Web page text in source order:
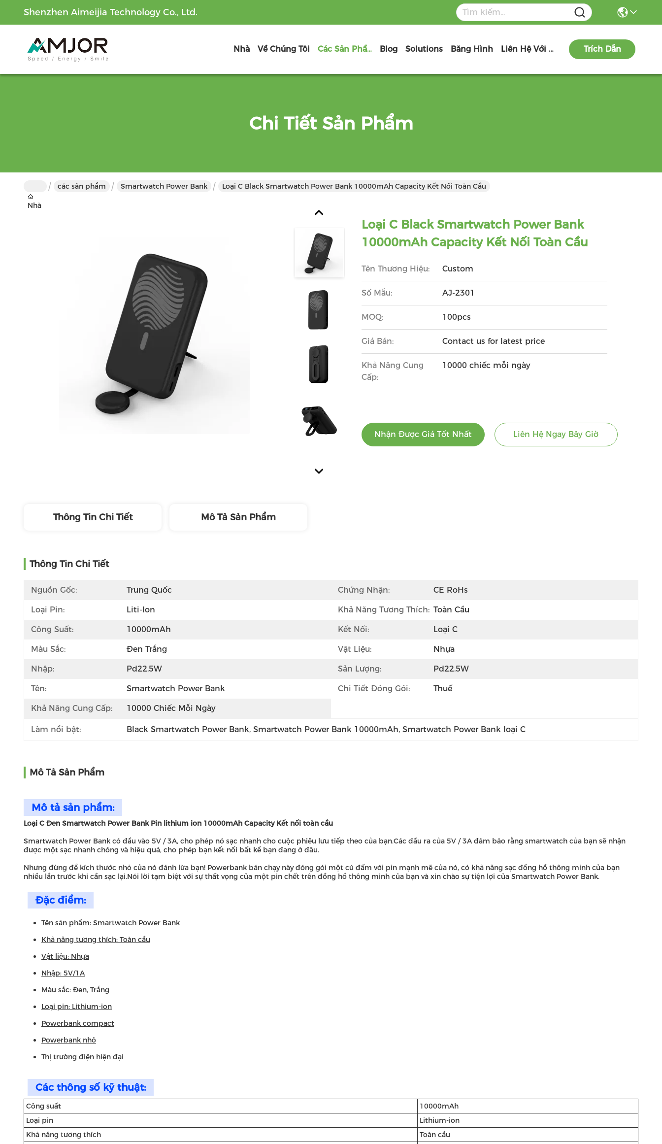
Shenzhen Aimeijia Technology Co., Ltd.
Nhà Về Chúng Tôi Các Sản Phẩm Blog Solutions Băng Hình Liên Hệ Với Chúng Tôi Trích Dẫn
Chi Tiết Sản Phẩm
Nhà
các sản phẩm Smartwatch Power Bank Loại C Black Smartwatch Power Bank 10000mAh Capacity Kết Nối Toàn Cầu
Loại C Black Smartwatch Power Bank
10000mAh Capacity Kết Nối Toàn Cầu
Tên Thương Hiệu: Custom
Số Mẫu: AJ-2301
MOQ: 100pcs
Giá Bán: Contact us for latest price
Khả Năng Cung
Cấp:
10000 chiếc mỗi ngày
Nhận Được Giá Tốt Nhất Liên Hệ Ngay Bây Giờ
Thông Tin Chi Tiết Mô Tả Sản Phẩm
Thông Tin Chi Tiết
Nguồn Gốc: Trung Quốc Chứng Nhận: CE RoHs
Loại Pin: Liti-Ion Khả Năng Tương Thích: Toàn Cầu
Công Suất: 10000mAh Kết Nối: Loại C
Màu Sắc: Đen Trắng Vật Liệu: Nhựa
Nhập: Pd22.5W Sản Lượng: Pd22.5W
Tên: Smartwatch Power Bank Chi Tiết Đóng Gói: Thuế
Khả Năng Cung Cấp: 10000 Chiếc Mỗi Ngày
Làm nổi bật: Black Smartwatch Power Bank, Smartwatch Power Bank 10000mAh, Smartwatch Power Bank loại C
Mô Tả Sản Phẩm
Mô tả sản phẩm:
Loại C Đen Smartwatch Power Bank Pin lithium ion 10000mAh Capacity Kết nối toàn cầu
Smartwatch Power Bank có đầu vào 5V / 3A, cho phép nó sạc nhanh cho cuộc phiêu lưu tiếp theo của bạn.Các đầu ra của 5V / 3A đảm bảo rằng smartwatch của bạn sẽ nhận
được một sạc nhanh chóng và hiệu quả, cho phép bạn kết nối bất kể bạn đang ở đâu.
Nhưng đừng để kích thước nhỏ của nó đánh lừa bạn! Powerbank bán chạy này đóng gói một cú đấm với pin mạnh mẽ của nó, có khả năng sạc đồng hồ thông minh của bạn
nhiều lần trước khi cần sạc lại.Nói lời tạm biệt với sự thất vọng của một pin chết trên đồng hồ thông minh của bạn và xin chào sự tiện lợi của Smartwatch Power Bank.
Đặc điểm:
Tên sản phẩm: Smartwatch Power Bank
Khả năng tương thích: Toàn cầu
Vật liệu: Nhựa
Nhập: 5V/1A
Màu sắc: Đen, Trắng
Loại pin: Lithium-ion
Powerbank compact
Powerbank nhỏ
Thị trường điện hiện đại
Các thông số kỹ thuật:
Công suất
10000mAh
Loại pin
Lithium-ion
Khả năng tương thích
Toàn cầu